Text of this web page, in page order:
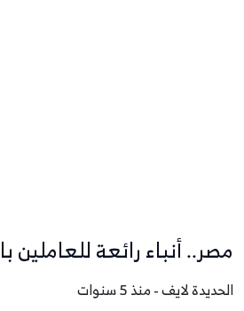
مصر.. أنباء رائعة للعاملين
الحديدة لايف - منذ 5 سنوات